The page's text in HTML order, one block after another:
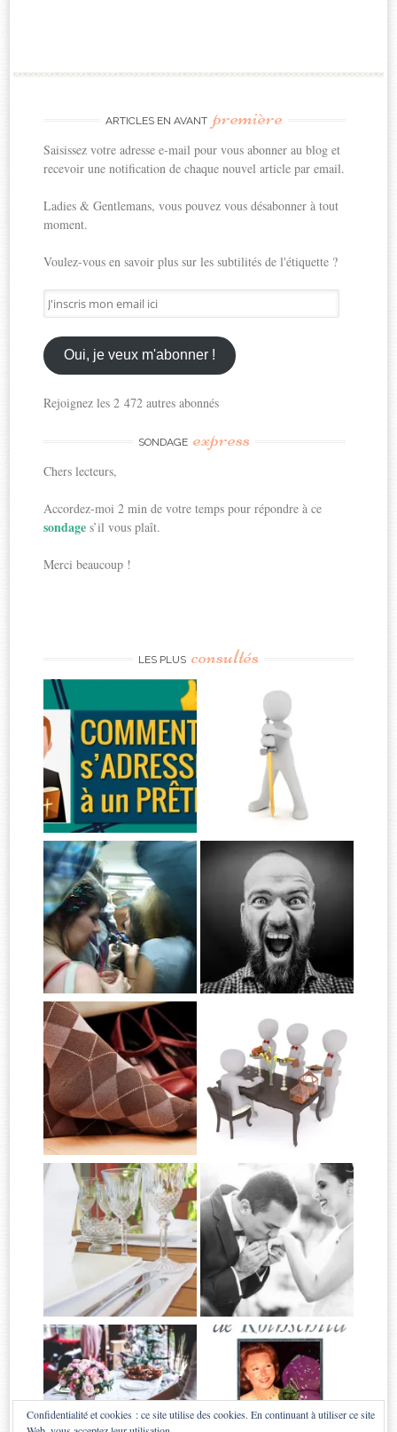
ARTICLES EN AVANT première
Saisissez votre adresse e-mail pour vous abonner au blog et
recevoir une notification de chaque nouvel article par email.
Ladies & Gentlemans, vous pouvez vous désabonner à tout
moment.
Voulez-vous en savoir plus sur les subtilités de l'étiquette ?
J'inscris
mon
email
ici
Oui, je veux m'abonner !
Rejoignez les 2 472 autres abonnés
SONDAGE express
Chers lecteurs,
Accordez-moi 2 min de votre temps pour répondre à ce
sondages’il vous plaît.
Merci beaucoup !
LES PLUS consultés
Confidentialité et cookies : ce site utilise des cookies. En continuant à utiliser ce site